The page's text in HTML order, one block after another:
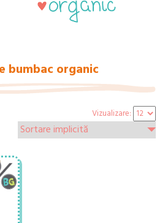
bumbac organic
Vizualizare: